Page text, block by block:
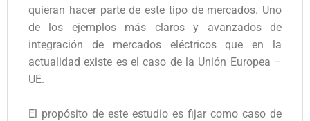
quieran hacer parte de este tipo de mercados. Uno
de los ejemplos más claros y avanzados de
integración de mercados eléctricos que en la
actualidad existe es el caso de la Unión Europea –
UE.
El propósito de este estudio es fijar como caso de